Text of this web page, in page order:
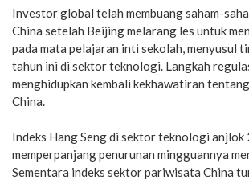
Investor global telah membuang saham-
China setelah Beijing melarang les untuk
pada mata pelajaran inti sekolah, menyusul
tahun ini di sektor teknologi. Langkah
menghidupkan kembali kekhawatiran
China.
Indeks Hang Seng di sektor teknologi anjlok
memperpanjang penurunan mingguannya
Sementara indeks sektor pariwisata China